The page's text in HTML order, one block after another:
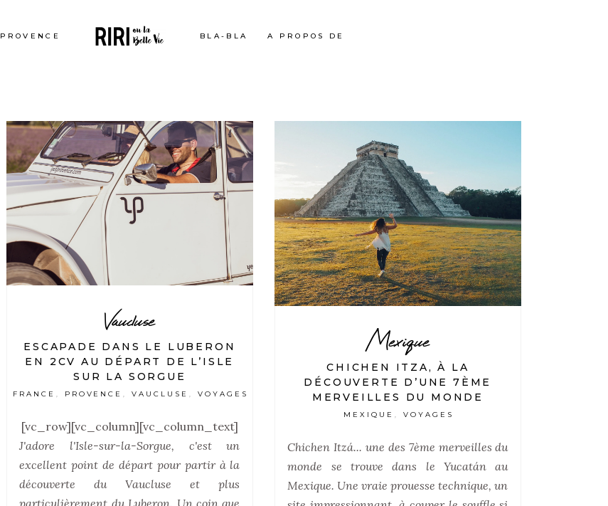
PROVENCE BLA-BLA A PROPOS DE
Vaucluse
ESCAPADE DANS LE LUBERON
EN 2CV AU DÉPART DE L’ISLE
SUR LA SORGUE
FRANCE PROVENCE VAUCLUSE VOYAGES
[vc_row][vc_column][vc_column_text]
J'adore l'Isle-sur-la-Sorgue, c'est un
excellent point de départ pour partir à la
découverte du Vaucluse et plus
particulièrement du Luberon. Un coin que
Mexique
CHICHEN ITZA, À LA
DÉCOUVERTE D’UNE 7ÈME
MERVEILLES DU MONDE
MEXIQUE VOYAGES
Chichen Itzá... une des 7ème merveilles du
monde se trouve dans le Yucatán au
Mexique. Une vraie prouesse technique, un